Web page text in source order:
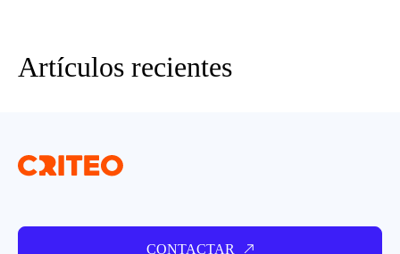
Artículos recientes
CONTACTAR